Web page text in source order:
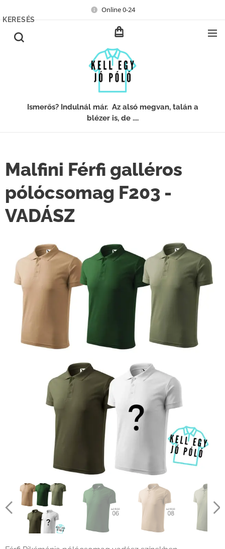
Online 0-24
Ismerős? Indulnál már. Az alsó megvan, talán a
blézer is, de ....
KERESÉS
Malfini Férfi galléros
pólócsomag F203 -
VADÁSZ